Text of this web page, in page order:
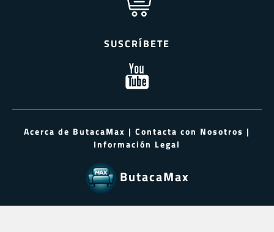
SUSCRÍBETE
Acerca de ButacaMax | Contacta con Nosotros |
Información Legal
ButacaMax